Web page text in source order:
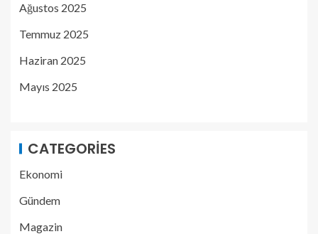
Ağustos 2025
Temmuz 2025
Haziran 2025
Mayıs 2025
CATEGORIES
Ekonomi
Gündem
Magazin